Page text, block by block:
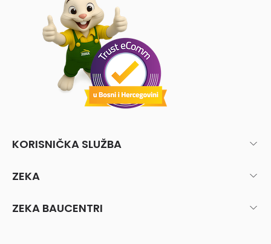
KORISNIČKA SLUŽBA
ZEKA
ZEKA BAUCENTRI